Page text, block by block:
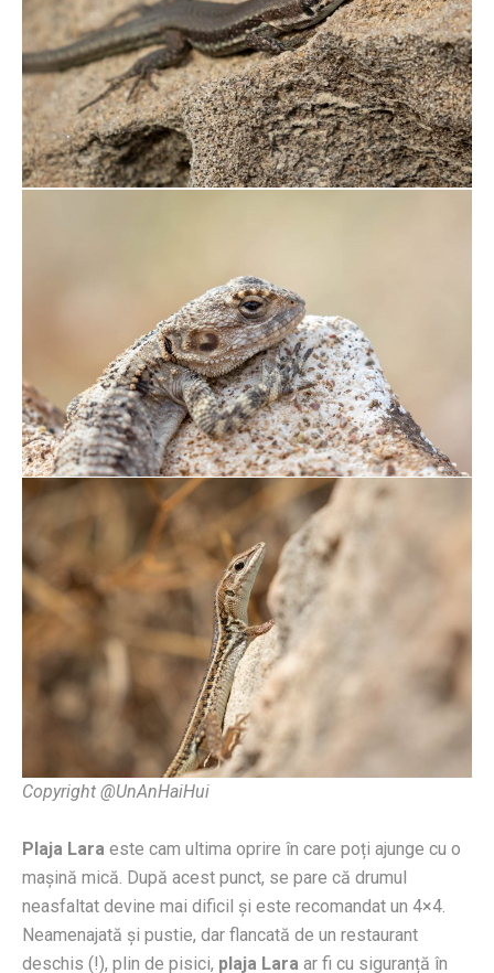
Copyright @UnAnHaiHui
Plaja Lara este cam ultima oprire în care poți ajunge cu o
mașină mică. După acest punct, se pare că drumul
neasfaltat devine mai dificil și este recomandat un 4×4.
Neamenajată și pustie, dar flancată de un restaurant
deschis (!), plin de pisici, plaja Lara ar fi cu siguranță în